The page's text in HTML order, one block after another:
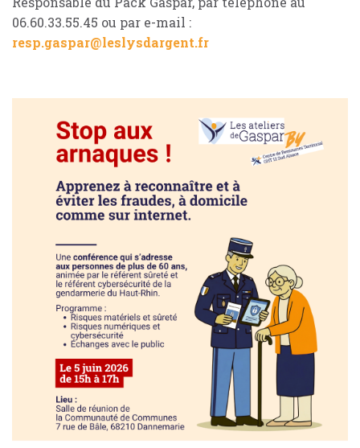
06.60.33.55.45 ou par e-mail :
resp.gaspar@leslysdargent.fr